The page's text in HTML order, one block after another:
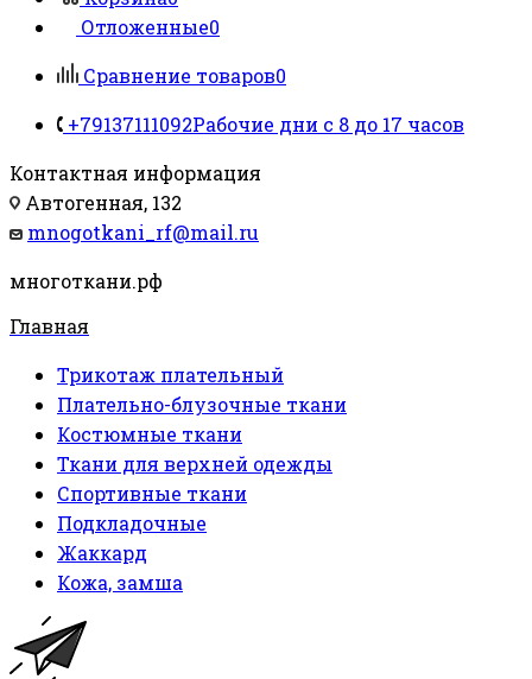
Отложенные0
Сравнение товаров0
+79137111092Рабочие дни с 8 до 17 часов
Контактная информация
Автогенная, 132
mnogotkani_rf@mail.ru
многоткани.рф
Главная
Трикотаж плательный
Плательно-блузочные ткани
Костюмные ткани
Ткани для верхней одежды
Спортивные ткани
Подкладочные
Жаккард
Кожа, замша